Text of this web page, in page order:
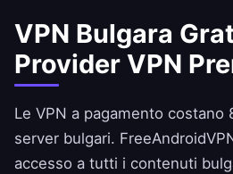
VPN Bulgara
Provider VPN
Le VPN a pagamento costano
server bulgari.
accesso a tutti i contenuti